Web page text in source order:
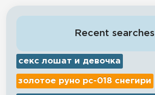
Recent searches
секс лошат и девочка
золотое руно рс-018 снегири